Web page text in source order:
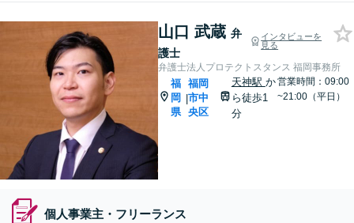
山口 武蔵 弁
護士
インタビューを
見る
弁護士法人プロテクトスタンス 福岡事務所
福
岡
県
|
福岡
市中
央区
天神駅 か
ら徒歩1
分
営業時間：09:00
~21:00（平日）
個人事業主・フリーランス